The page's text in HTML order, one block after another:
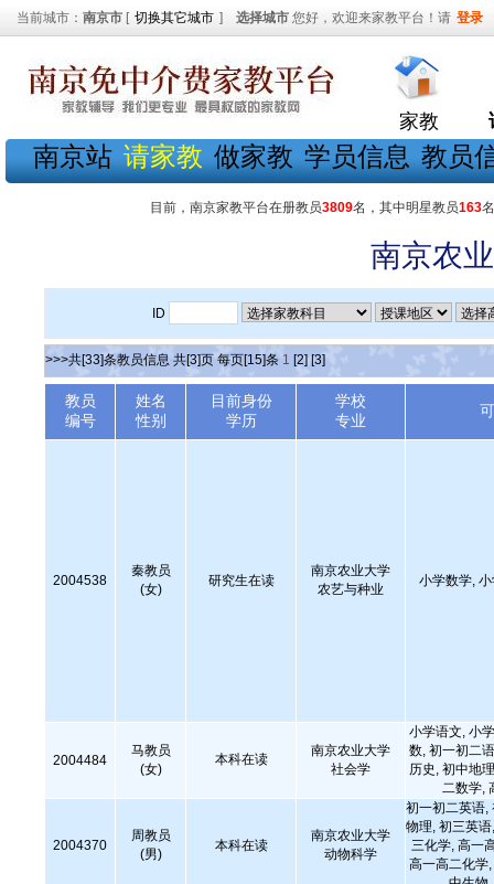
当前城市： 南京市 [ 切换其它城市 ] 选择城市 您好，欢迎来家教平台！请 登录
家教
南京站 请家教 做家教 学员信息 教员
目前，南京家教平台在册教员3809名，其中明星教员163
南京农
ID
>>>共[33]条教员信息 共[3]页 每页[15]条 1 [2] [3]
教员
编号
姓名
性别
目前身份
学历
学校
专业
2004538
秦教员
(女)
研究生在读
南京农业大学
农艺与种业
小学数学,
2004484
马教员
(女)
本科在读
南京农业大学
社会学
小学语文, 小
数, 初一初二
历史, 初中地
二数学,
2004370
周教员
(男)
本科在读
南京农业大学
动物科学
初一初二英语,
物理, 初三英
三化学, 高一
高一高二化学